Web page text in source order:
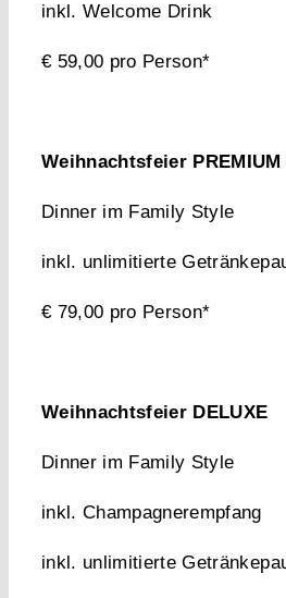
inkl. Welcome Drink
€ 59,00 pro Person*
Weihnachtsfeier PREMIUM
Dinner im Family Style
inkl. unlimitierte
€ 79,00 pro Person*
Weihnachtsfeier DELUXE
Dinner im Family Style
inkl. Champagnerempfang
inkl. unlimitierte